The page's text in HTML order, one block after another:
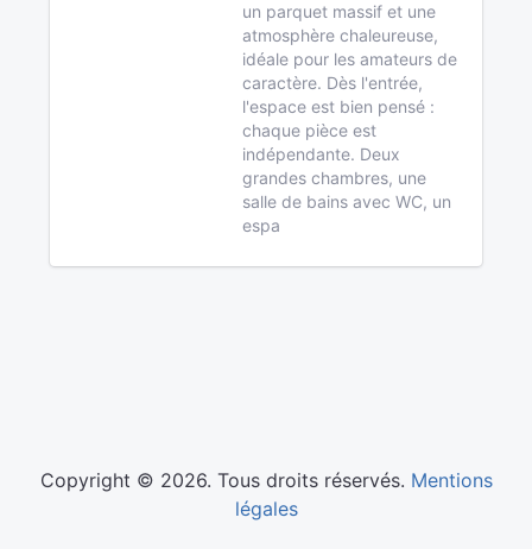
un parquet massif et une
atmosphère chaleureuse,
idéale pour les amateurs de
caractère. Dès l'entrée,
l'espace est bien pensé :
chaque pièce est
indépendante. Deux
grandes chambres, une
salle de bains avec WC, un
espa
Copyright © 2026. Tous droits réservés. Mentions
légales